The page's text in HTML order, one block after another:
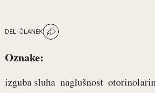
DELI ČLANEK
Oznake:
izguba sluha naglušnost